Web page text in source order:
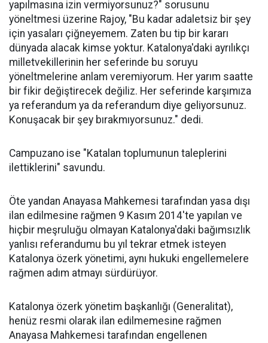
yapılmasına izin vermiyorsunuz?" sorusunu
yöneltmesi üzerine Rajoy, "Bu kadar adaletsiz bir şey
için yasaları çiğneyemem. Zaten bu tip bir kararı
dünyada alacak kimse yoktur. Katalonya'daki ayrılıkçı
milletvekillerinin her seferinde bu soruyu
yöneltmelerine anlam veremiyorum. Her yarım saatte
bir fikir değiştirecek değiliz. Her seferinde karşımıza
ya referandum ya da referandum diye geliyorsunuz.
Konuşacak bir şey bırakmıyorsunuz." dedi.
Campuzano ise "Katalan toplumunun taleplerini
ilettiklerini" savundu.
Öte yandan Anayasa Mahkemesi tarafından yasa dışı
ilan edilmesine rağmen 9 Kasım 2014'te yapılan ve
hiçbir meşruluğu olmayan Katalonya'daki bağımsızlık
yanlısı referandumu bu yıl tekrar etmek isteyen
Katalonya özerk yönetimi, aynı hukuki engellemelere
rağmen adım atmayı sürdürüyor.
Katalonya özerk yönetim başkanlığı (Generalitat),
henüz resmi olarak ilan edilmemesine rağmen
Anayasa Mahkemesi tarafından engellenen